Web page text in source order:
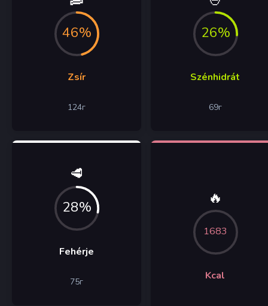
46%
Zsír
124г
26%
Szénhidrát
69г
🥩
28%
Fehérje
75г
🔥
1683
Kcal